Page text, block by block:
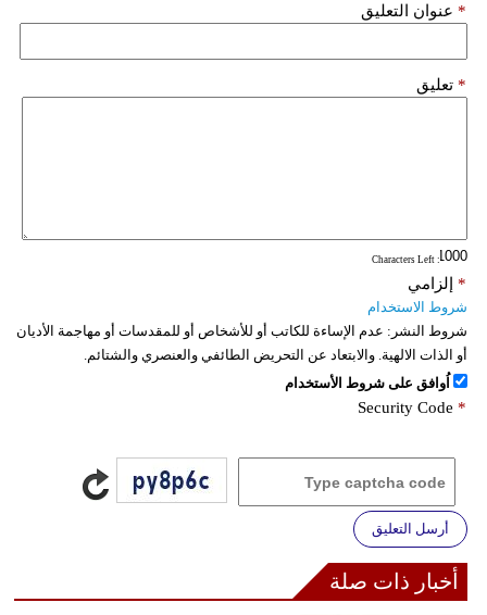
عنوان التعليق *
تعليق *
: Characters Left
إلزامي *
شروط الاستخدام
شروط النشر: عدم الإساءة للكاتب أو للأشخاص أو للمقدسات أو مهاجمة الأديان
أو الذات الالهية. والابتعاد عن التحريض الطائفي والعنصري والشتائم.
اُوافق على شروط الأستخدام
Security Code *
أرسل التعليق
أخبار ذات صلة